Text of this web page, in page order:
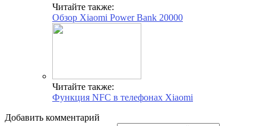
Читайте также:
Обзор Xiaomi Power Bank 20000
Читайте также:
Функция NFC в телефонах Xiaomi
Добавить комментарий